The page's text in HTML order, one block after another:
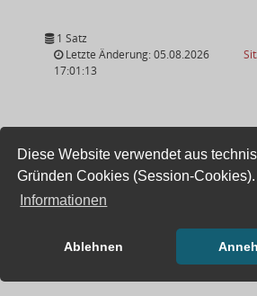
Diese Website verwendet aus
Gründen Cookies (Session-Cookies).
Informationen
Ablehnen
1 Satz
Letzte Änderung: 05.08.2026
17:01:13